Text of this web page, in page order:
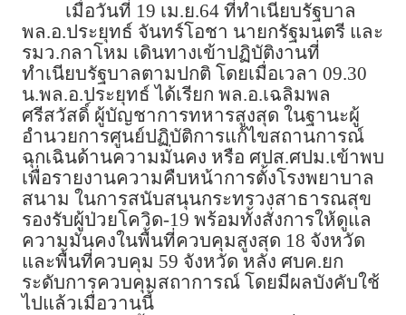
เมื่อวันที่ 19 เม.ย.64 ที่ทำเนียบรัฐบาล
พล.อ.ประยุทธ์ จันทร์โอชา นายกรัฐมนตรี และ
รมว.กลาโหม เดินทางเข้าปฏิบัติงานที่
ทำเนียบรัฐบาลตามปกติ โดยเมื่อเวลา 09.30
น.พล.อ.ประยุทธ์ ได้เรียก พล.อ.เฉลิมพล
ศรีสวัสดิ์ ผู้บัญชาการทหารสูงสุด ในฐานะผู้
อำนวยการศูนย์ปฏิบัติการแก้ไขสถานการณ์
ฉุกเฉินด้านความมั่นคง หรือ ศปส.ศปม.เข้าพบ
เพื่อรายงานความคืบหน้าการตั้งโรงพยาบาล
สนาม ในการสนับสนุนกระทรวงสาธารณสุข
รองรับผู้ป่วยโควิด-19 พร้อมทั้งสั่งการให้ดูแล
ความมั่นคงในพื้นที่ควบคุมสูงสุด 18 จังหวัด
และพื้นที่ควบคุม 59 จังหวัด หลัง ศบค.ยก
ระดับการควบคุมสถาการณ์ โดยมีผลบังคับใช้
ไปแล้วเมื่อวานนี้